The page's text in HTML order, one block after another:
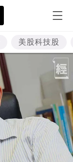
美股科技股